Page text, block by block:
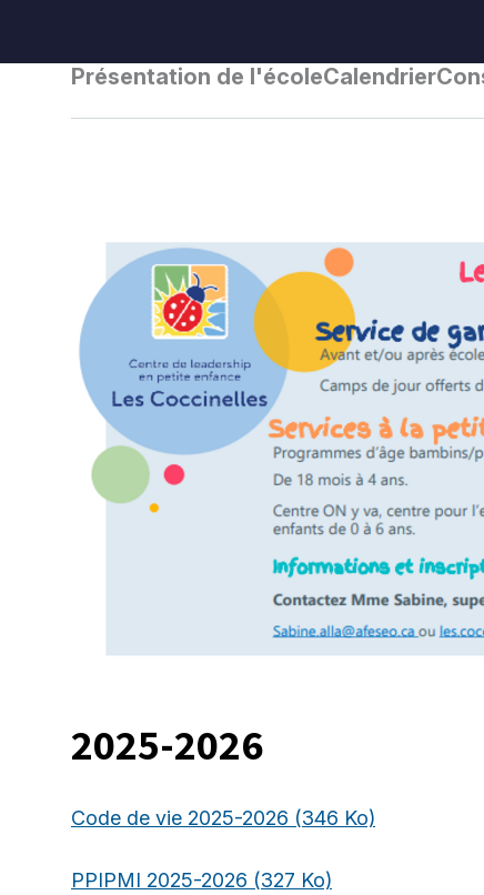
Présentation de l'écoleCalendrier
2025-2026
Code de vie 2025-2026 (346 Ko)
PPIPMI 2025-2026 (327 Ko)